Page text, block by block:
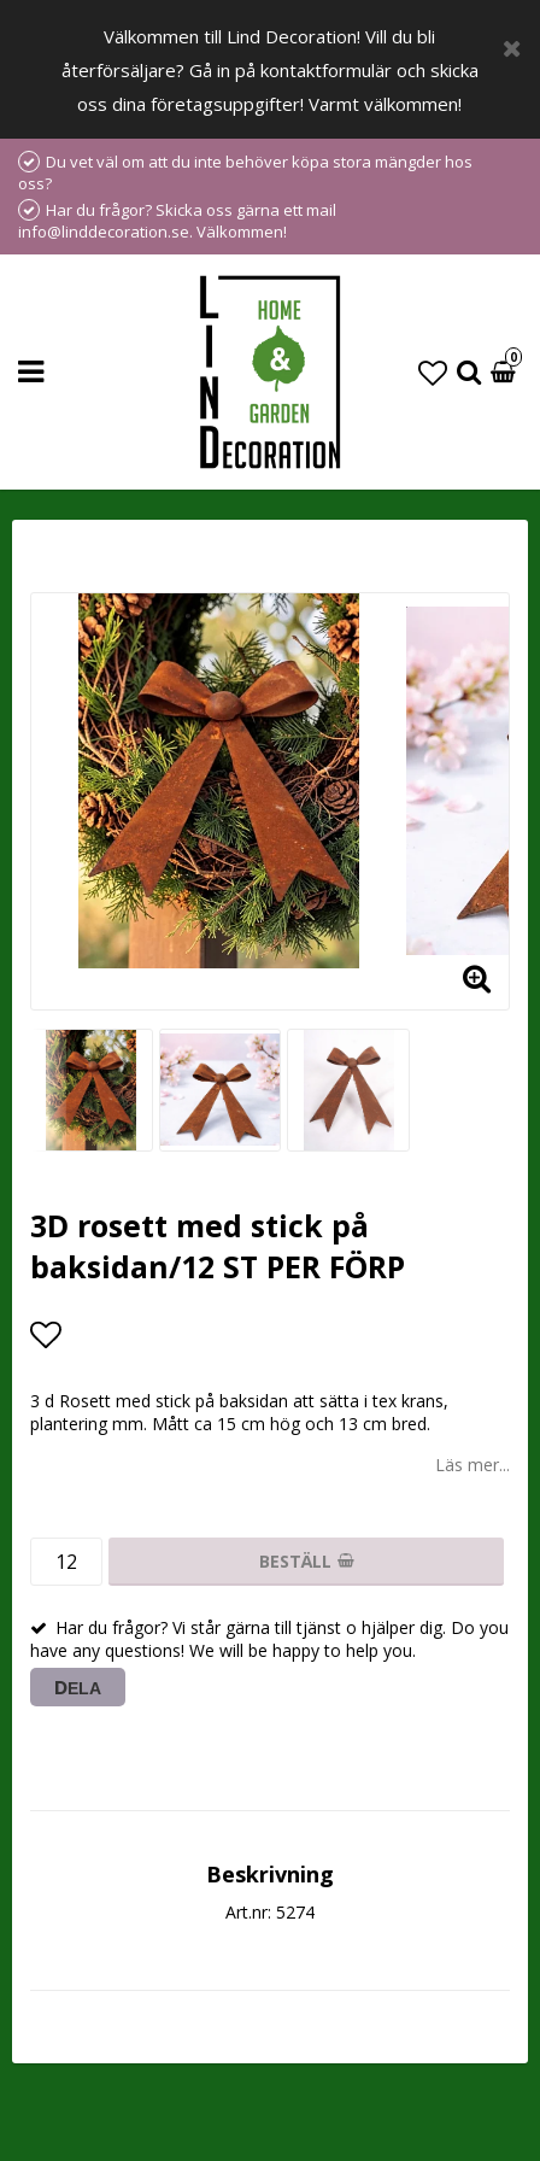
Välkommen till Lind Decoration! Vill du bli
återförsäljare? Gå in på kontaktformulär och skicka
oss dina företagsuppgifter! Varmt välkommen!
Du vet väl om att du inte behöver köpa stora mängder hos
oss?
Har du frågor? Skicka oss gärna ett mail
info@linddecoration.se. Välkommen!
0
3D rosett med stick på
baksidan/12 ST PER FÖRP
Lägg till i favoritlistan
3 d Rosett med stick på baksidan att sätta i tex krans,
plantering mm. Mått ca 15 cm hög och 13 cm bred.
Läs mer...
BESTÄLL
Har du frågor? Vi står gärna till tjänst o hjälper dig. Do you
have any questions! We will be happy to help you.
DELA
Beskrivning
Art.nr: 5274